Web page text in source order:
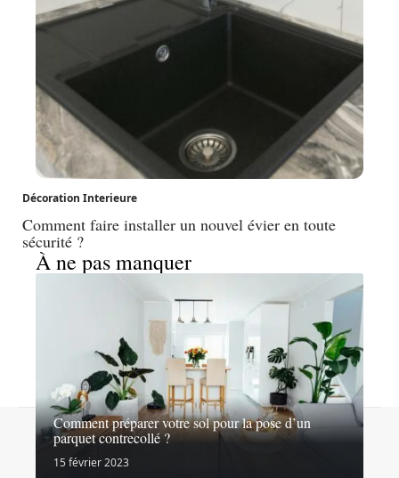
Décoration Interieure
Comment faire installer un nouvel évier en toute
sécurité ?
À ne pas manquer
Comment préparer votre sol pour la pose d’un
parquet contrecollé ?
15 février 2023© 2026 | lesexpertsdubricolage.com
Contact Mentions légales Sitemap